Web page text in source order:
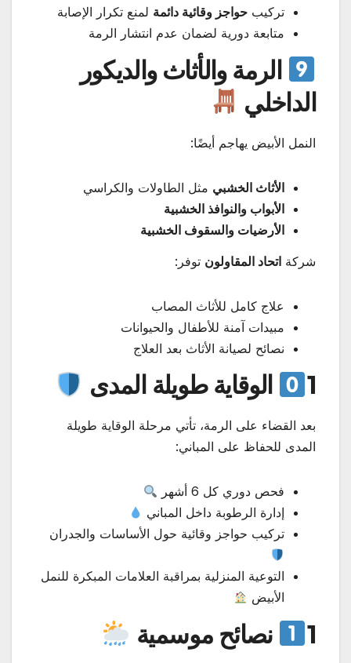
تركيب حواجز وقائية دائمة لمنع تكرار الإصابة
متابعة دورية لضمان عدم انتشار الرمة
الرمة والأثاث والديكور
الداخلي
النمل الأبيض يهاجم أيضًا:
الأثاث الخشبي مثل الطاولات والكراسي
الأبواب والنوافذ الخشبية
الأرضيات والسقوف الخشبية
شركة اتحاد المقاولون توفر:
علاج كامل للأثاث المصاب
مبيدات آمنة للأطفال والحيوانات
نصائح لصيانة الأثاث بعد العلاج
1 الوقاية طويلة المدى
بعد القضاء على الرمة، تأتي مرحلة الوقاية طويلة
المدى للحفاظ على المباني:
فحص دوري كل 6 أشهر
إدارة الرطوبة داخل المباني
تركيب حواجز وقائية حول الأساسات والجدران
التوعية المنزلية بمراقبة العلامات المبكرة للنمل
الأبيض
1 نصائح موسمية